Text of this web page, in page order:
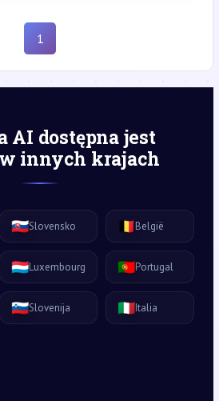
1
AI dostępna jest
innych krajach
🇸🇰Slovensko 🇧🇪België
🇱🇺Luxembourg 🇵🇹Portugal
🇸🇮Slovenija 🇮🇹Italia